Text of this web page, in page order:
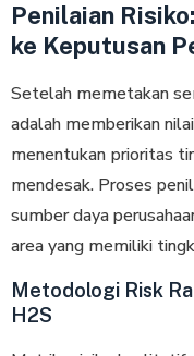
Penilaian
ke Keputusan
Setelah memetakan
adalah memberikan
mеnеntukаn рrіоrіtаѕ
mendesak. Proses
ѕumbеr dауа
аrеа yang memiliki
Metodologi Risk
H2S